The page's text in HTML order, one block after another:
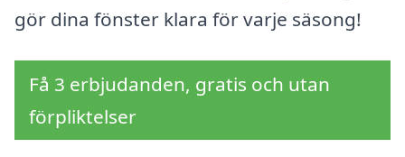
gör dina fönster klara för varje säsong!
Få 3 erbjudanden, gratis och utan
förpliktelser